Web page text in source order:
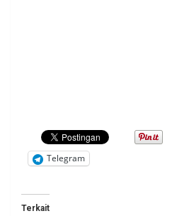
Telegram
Terkait